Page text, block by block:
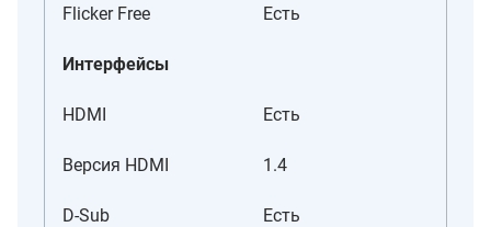
Flicker Free Есть
Интерфейсы
HDMI Есть
Версия HDMI 1.4
D-Sub Есть